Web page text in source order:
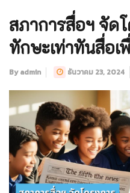
สภาการสื่อฯ จัด
ทักษะเท่าทันสื่อเ
By admin ธันวาคม 23, 2024